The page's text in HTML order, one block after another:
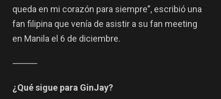
queda en mi corazón para siempre”, escribió una
fan filipina que venía de asistir a su fan meeting
en Manila el 6 de diciembre.
⸻
¿Qué sigue para GinJay?